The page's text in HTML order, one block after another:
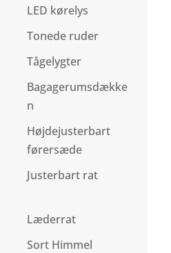
LED kørelys
Tonede ruder
Tågelygter
Bagagerumsdække
n
Højdejusterbart
førersæde
Justerbart rat
Læderrat
Sort Himmel